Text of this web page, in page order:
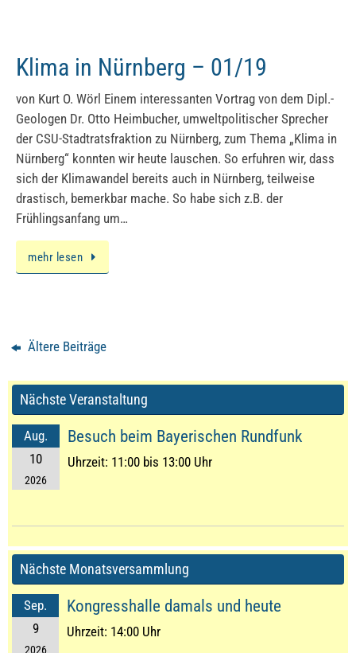
Klima in Nürnberg – 01/19
von Kurt O. Wörl Einem interessanten Vortrag von dem Dipl.-
Geologen Dr. Otto Heimbucher, umweltpolitischer Sprecher
der CSU-Stadtratsfraktion zu Nürnberg, zum Thema „Klima in
Nürnberg“ konnten wir heute lauschen. So erfuhren wir, dass
sich der Klimawandel bereits auch in Nürnberg, teilweise
drastisch, bemerkbar mache. So habe sich z.B. der
Frühlingsanfang um…
mehr lesen
Ältere Beiträge
Nächste Veranstaltung
Aug.
10
2026
Besuch beim Bayerischen Rundfunk
Uhrzeit: 11:00 bis 13:00 Uhr
Nächste Monatsversammlung
Sep.
9
2026
Kongresshalle damals und heute
Uhrzeit: 14:00 Uhr